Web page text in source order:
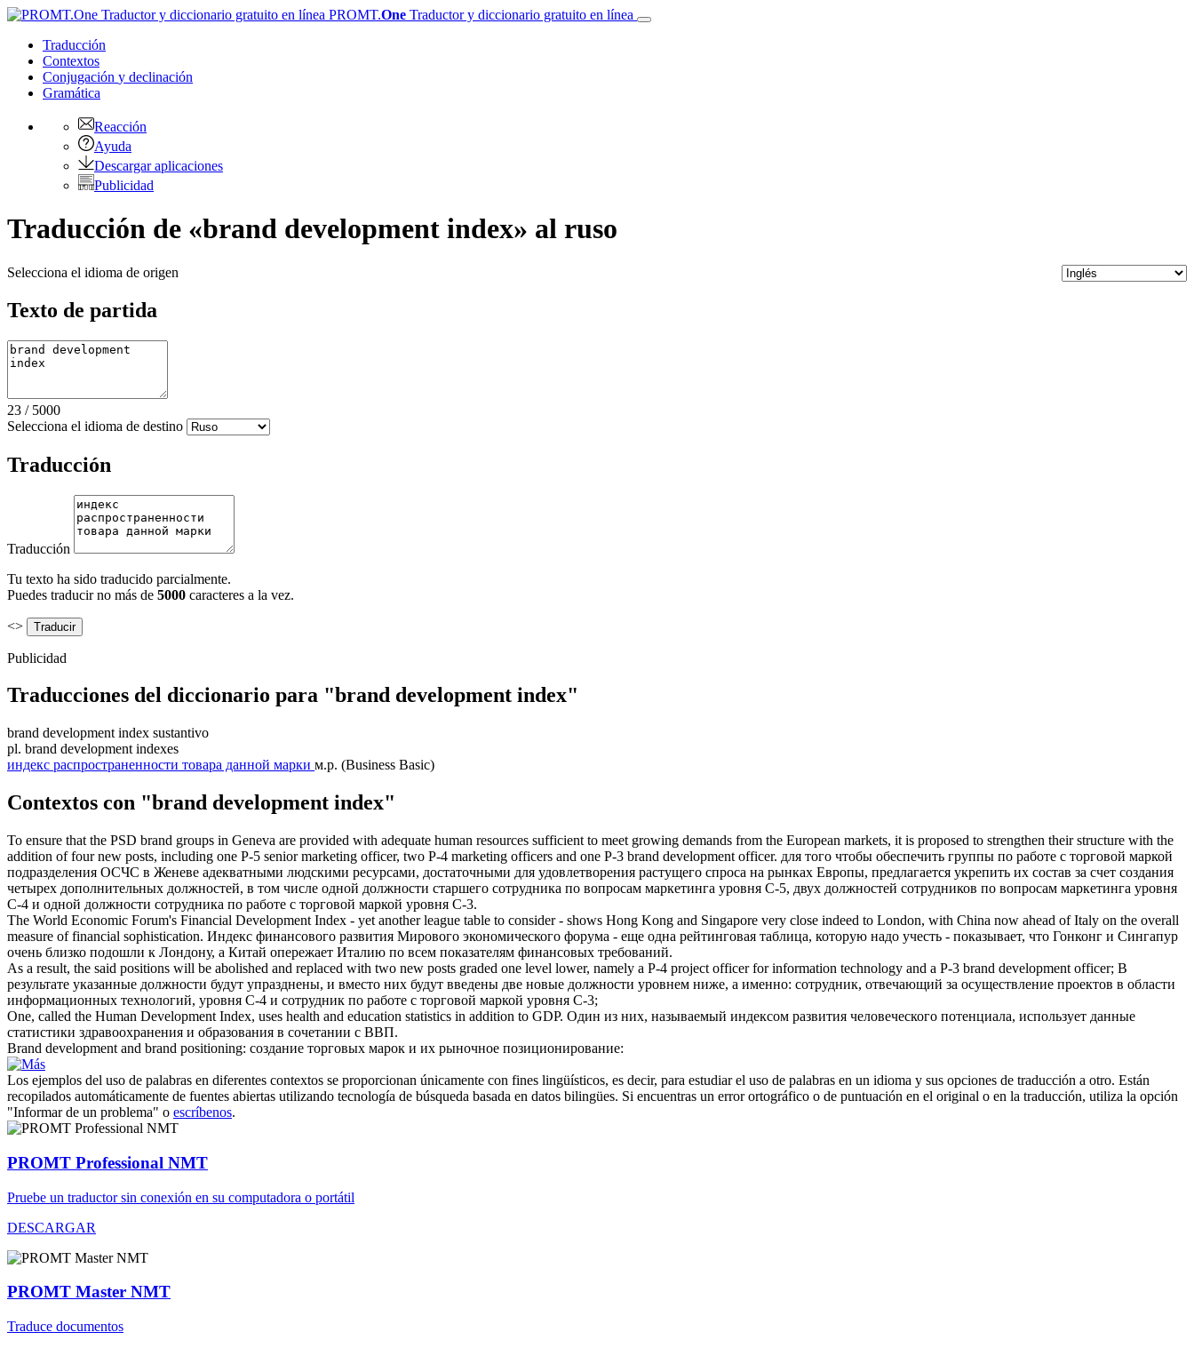
PROMT.One Traductor y diccionario gratuito en línea
Traducción
Contextos
Conjugación y declinación
Gramática
Reacción
Ayuda
Descargar aplicaciones
Publicidad
Traducción de «brand development index» al ruso
Selecciona el idioma de origen
Texto de partida
23 / 5000
Selecciona el idioma de destino
Traducción
Traducción
Tu texto ha sido traducido parcialmente.
Puedes traducir no más de 5000 caracteres a la vez.
<>
Publicidad
Traducciones del diccionario para "brand development index"
brand development index sustantivo
pl. brand development indexes
индекс распространенности товара данной марки м.р. (Business Basic)
Contextos con "brand development index"
To ensure that the PSD brand groups in Geneva are provided with adequate human resources sufficient to meet growing demands from the European markets, it is proposed to strengthen their structure with the
addition of four new posts, including one P-5 senior marketing officer, two P-4 marketing officers and one P-3 brand development officer. для того чтобы обеспечить группы по работе с торговой маркой
подразделения ОСЧС в Женеве адекватными людскими ресурсами, достаточными для удовлетворения растущего спроса на рынках Европы, предлагается укрепить их состав за счет создания
четырех дополнительных должностей, в том числе одной должности старшего сотрудника по вопросам маркетинга уровня С-5, двух должностей сотрудников по вопросам маркетинга уровня
С-4 и одной должности сотрудника по работе с торговой маркой уровня С-3.
The World Economic Forum's Financial Development Index - yet another league table to consider - shows Hong Kong and Singapore very close indeed to London, with China now ahead of Italy on the overall
measure of financial sophistication. Индекс финансового развития Мирового экономического форума - еще одна рейтинговая таблица, которую надо учесть - показывает, что Гонконг и Сингапур
очень близко подошли к Лондону, а Китай опережает Италию по всем показателям финансовых требований.
As a result, the said positions will be abolished and replaced with two new posts graded one level lower, namely a P-4 project officer for information technology and a P-3 brand development officer; В
результате указанные должности будут упразднены, и вместо них будут введены две новые должности уровнем ниже, а именно: сотрудник, отвечающий за осуществление проектов в области
информационных технологий, уровня С-4 и сотрудник по работе с торговой маркой уровня С-3;
One, called the Human Development Index, uses health and education statistics in addition to GDP. Один из них, называемый индексом развития человеческого потенциала, использует данные
статистики здравоохранения и образования в сочетании с ВВП.
Brand development and brand positioning: создание торговых марок и их рыночное позиционирование:
Los ejemplos del uso de palabras en diferentes contextos se proporcionan únicamente con fines lingüísticos, es decir, para estudiar el uso de palabras en un idioma y sus opciones de traducción a otro. Están
recopilados automáticamente de fuentes abiertas utilizando tecnología de búsqueda basada en datos bilingües. Si encuentras un error ortográfico o de puntuación en el original o en la traducción, utiliza la opción
"Informar de un problema" o escríbenos.
PROMT Professional NMT
Pruebe un traductor sin conexión en su computadora o portátil
DESCARGAR
PROMT Master NMT
Traduce documentos